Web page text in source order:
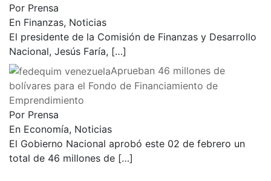
Por Prensa
En Finanzas, Noticias
El presidente de la Comisión de Finanzas y Desarrollo
Nacional, Jesús Faría, […]
Aprueban 46 millones de
bolívares para el Fondo de Financiamiento de
Emprendimiento
Por Prensa
En Economía, Noticias
El Gobierno Nacional aprobó este 02 de febrero un
total de 46 millones de […]